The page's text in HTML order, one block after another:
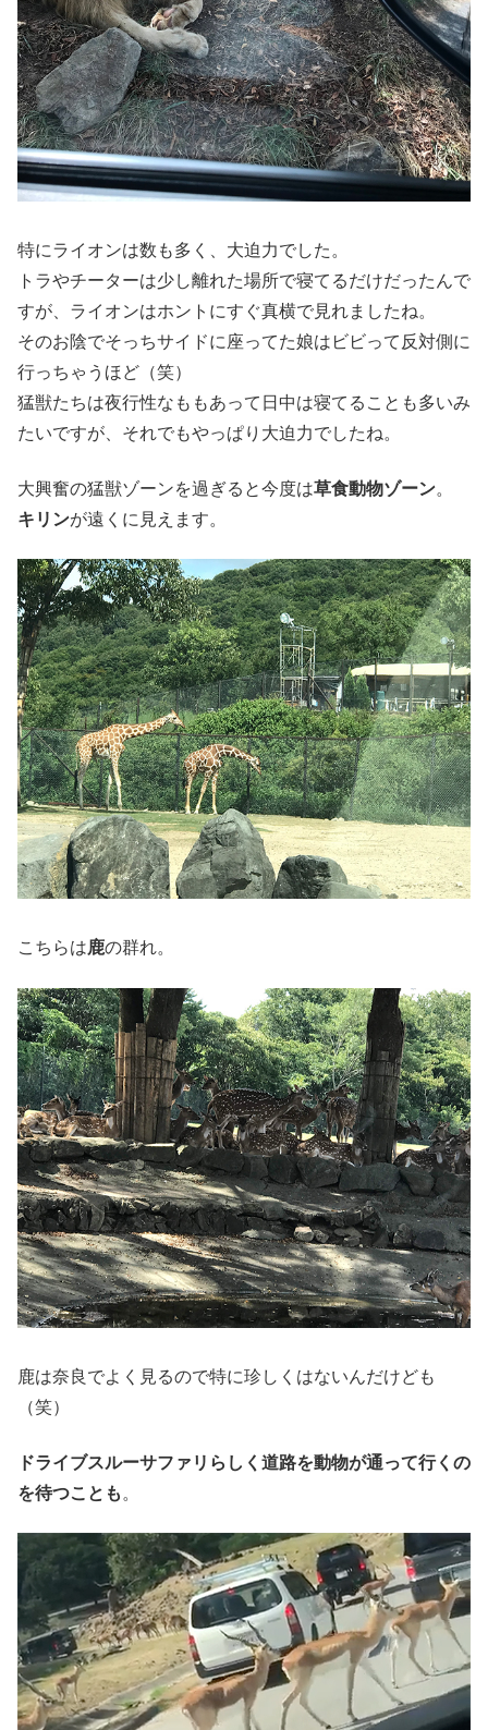
特にライオンは数も多く、大迫力でした。
トラやチーターは少し離れた場所で寝てるだけだったんで
すが、ライオンはホントにすぐ真横で見れましたね。
そのお陰でそっちサイドに座ってた娘はビビって反対側に
行っちゃうほど（笑）
猛獣たちは夜行性なももあって日中は寝てることも多いみ
たいですが、それでもやっぱり大迫力でしたね。
大興奮の猛獣ゾーンを過ぎると今度は草食動物ゾーン。
キリンが遠くに見えます。
こちらは鹿の群れ。
鹿は奈良でよく見るので特に珍しくはないんだけども
（笑）
ドライブスルーサファリらしく道路を動物が通って行くの
を待つことも 。